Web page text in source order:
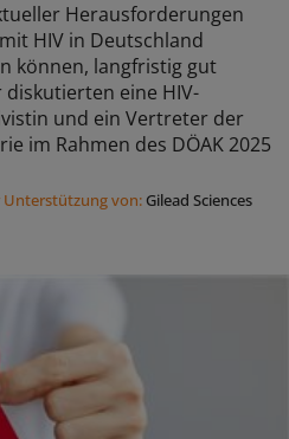
Herausforderungen
HIV in Deutschland
können, langfristig gut
eine HIV-
und ein Vertreter der
im Rahmen des DÖAK 2025
von: Gilead Sciences